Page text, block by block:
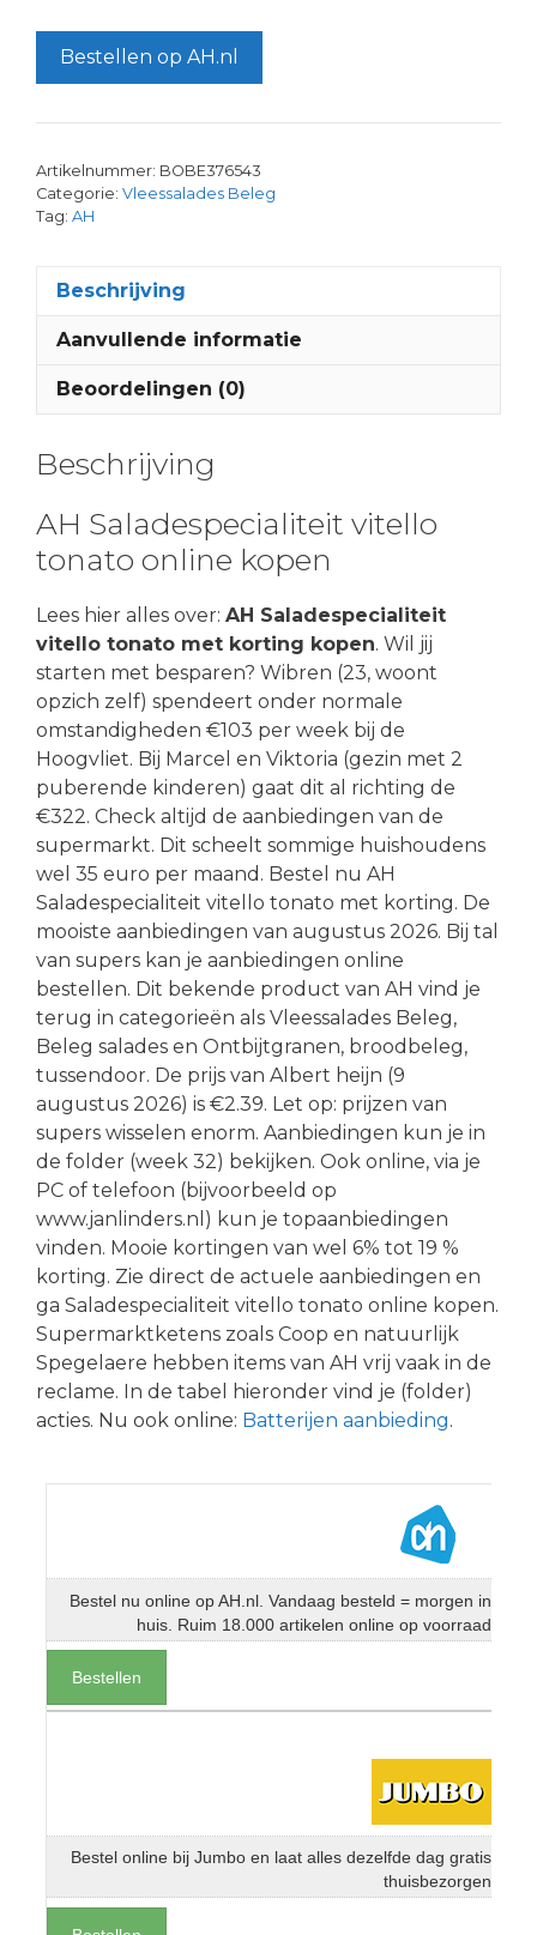
Bestellen op AH.nl
Artikelnummer: BOBE376543
Categorie: Vleessalades Beleg
Tag: AH
Beschrijving
Aanvullende informatie
Beoordelingen (0)
Beschrijving
AH Saladespecialiteit vitello
tonato online kopen
Lees hier alles over: AH Saladespecialiteit
vitello tonato met korting kopen. Wil jij
starten met besparen? Wibren (23, woont
opzich zelf) spendeert onder normale
omstandigheden €103 per week bij de
Hoogvliet. Bij Marcel en Viktoria (gezin met 2
puberende kinderen) gaat dit al richting de
€322. Check altijd de aanbiedingen van de
supermarkt. Dit scheelt sommige huishoudens
wel 35 euro per maand. Bestel nu AH
Saladespecialiteit vitello tonato met korting. De
mooiste aanbiedingen van augustus 2026. Bij tal
van supers kan je aanbiedingen online
bestellen. Dit bekende product van AH vind je
terug in categorieën als Vleessalades Beleg,
Beleg salades en Ontbijtgranen, broodbeleg,
tussendoor. De prijs van Albert heijn (9
augustus 2026) is €2.39. Let op: prijzen van
supers wisselen enorm. Aanbiedingen kun je in
de folder (week 32) bekijken. Ook online, via je
PC of telefoon (bijvoorbeeld op
www.janlinders.nl) kun je topaanbiedingen
vinden. Mooie kortingen van wel 6% tot 19 %
korting. Zie direct de actuele aanbiedingen en
ga Saladespecialiteit vitello tonato online kopen.
Supermarktketens zoals Coop en natuurlijk
Spegelaere hebben items van AH vrij vaak in de
reclame. In de tabel hieronder vind je (folder)
acties. Nu ook online: Batterijen aanbieding.
Bestel nu online op AH.nl. Vandaag besteld = morgen in
huis. Ruim 18.000 artikelen online op voorraad
Bestellen
Bestel online bij Jumbo en laat alles dezelfde dag gratis
thuisbezorgen